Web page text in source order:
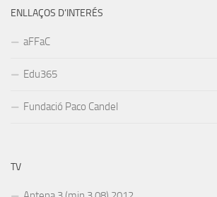
ENLLAÇOS D’INTERÉS
aFFaC
Edu365
Fundació Paco Candel
TV